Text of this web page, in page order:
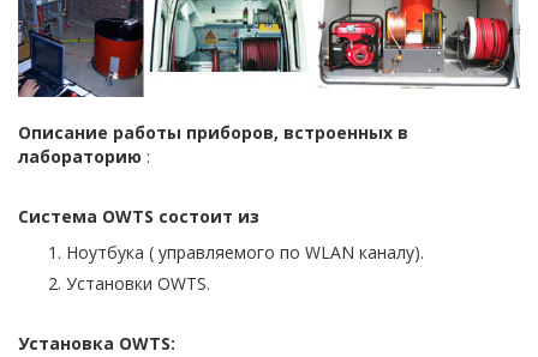
Описание работы приборов, встроенных в
лабораторию :
Система OWTS состоит из
Ноутбука ( управляемого по WLAN каналу).
Установки OWTS.
Установка OWTS: